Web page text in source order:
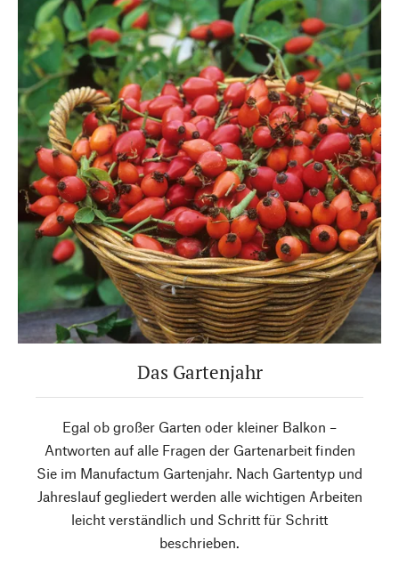
Das Gartenjahr
Egal ob großer Garten oder kleiner Balkon –
Antworten auf alle Fragen der Gartenarbeit finden
Sie im Manufactum Gartenjahr. Nach Gartentyp und
Jahreslauf gegliedert werden alle wichtigen Arbeiten
leicht verständlich und Schritt für Schritt
beschrieben.